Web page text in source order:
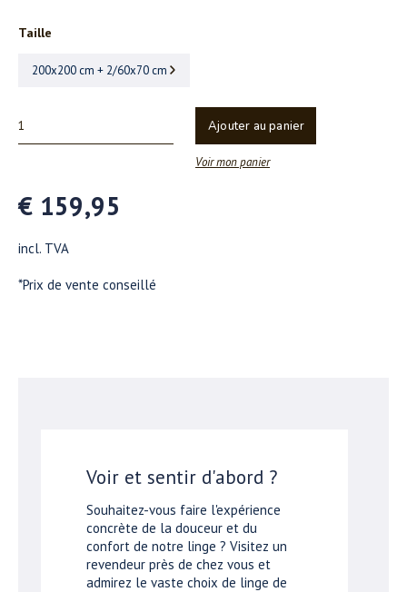
Taille
200x200 cm + 2/60x70 cm
Ajouter au panier
Voir mon panier
€ 159,95
incl. TVA
*Prix de vente conseillé
Voir et sentir d'abord ?
Souhaitez-vous faire l'expérience
concrète de la douceur et du
confort de notre linge ? Visitez un
revendeur près de chez vous et
admirez le vaste choix de linge de